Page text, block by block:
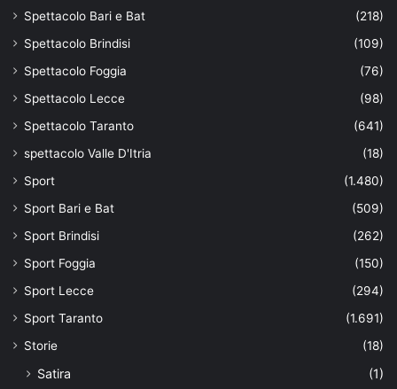
Spettacolo Bari e Bat
(218)
Spettacolo Brindisi
(109)
Spettacolo Foggia
(76)
Spettacolo Lecce
(98)
Spettacolo Taranto
(641)
spettacolo Valle D'Itria
(18)
Sport
(1.480)
Sport Bari e Bat
(509)
Sport Brindisi
(262)
Sport Foggia
(150)
Sport Lecce
(294)
Sport Taranto
(1.691)
Storie
(18)
Satira (1)